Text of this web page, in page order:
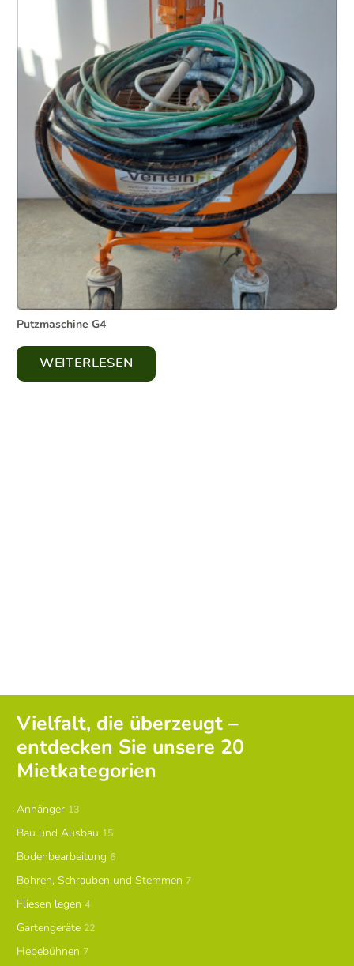
Putzmaschine G4
WEITERLESEN
Vielfalt, die überzeugt –
entdecken Sie unsere 20
Mietkategorien
Anhänger 13
Bau und Ausbau 15
Bodenbearbeitung 6
Bohren, Schrauben und Stemmen 7
Fliesen legen 4
Gartengeräte 22
Hebebühnen 7